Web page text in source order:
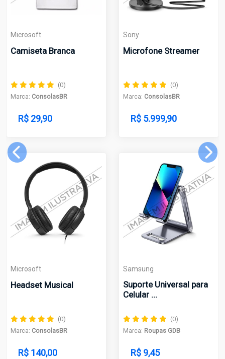
Branca
(0)
ConsolasBR
29,90
Microfone Streamer
(0)
ConsolasBR
R$ 5.999,90
Musical
(0)
ConsolasBR
140,00
Samsung
Suporte Universal para
Celular ...
(0)
Roupas GDB
R$ 9,45